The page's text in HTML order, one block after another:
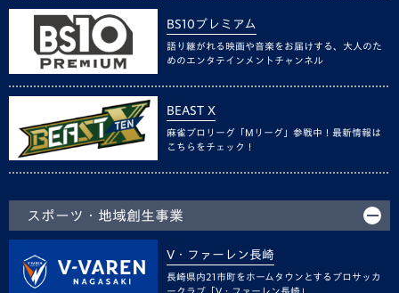
BS10プレミアム
語り継がれる映画や音楽をお届けする、大人のた
めのエンタテインメントチャンネル
BEAST X
麻雀プロリーグ「Mリーグ」参戦中！最新情報は
こちらをチェック！
スポーツ・地域創生事業
V・ファーレン長崎
長崎県内21市町をホームタウンとするプロサッカ
ークラブ「V・ファーレン長崎」